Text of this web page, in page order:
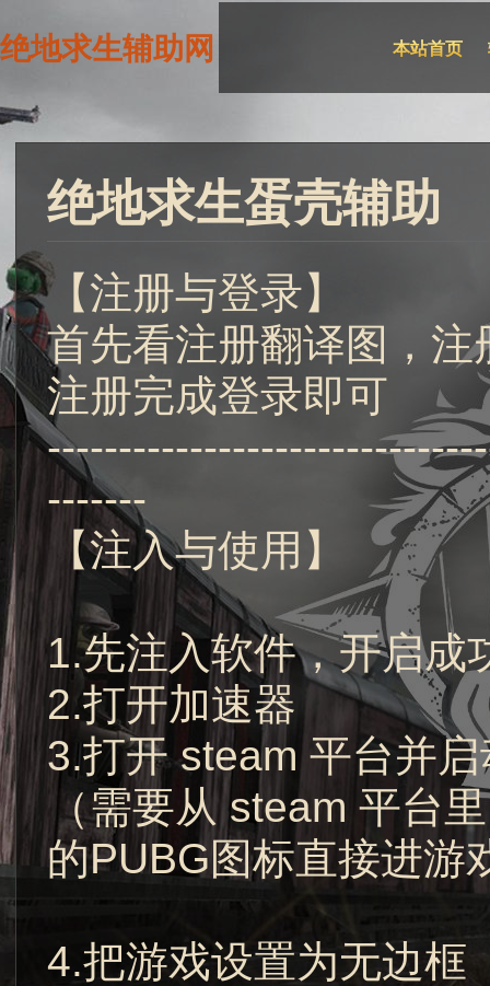
绝地求生辅助网 本站首页
绝地求生蛋壳辅助
【注册与登录】
首先看注册翻译图，注
注册完成登录即可
-------
【注入与使用】
1.先注入软件，开启
2.打开加速器
3.打开 steam 平台并
（需要从 steam 平台
的PUBG图标直接进游
4.把游戏设置为无边框